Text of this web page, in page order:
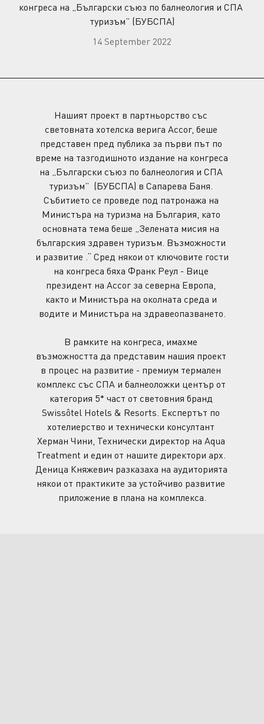
конгреса на „Български съюз по балнеология и СПА
туризъм” (БУБСПА)
14 September 2022
Нашият проект в партньорство със
световната хотелска верига Accor, беше
представен пред публика за първи път по
време на тазгодишното издание на конгреса
на „Български съюз по балнеология и СПА
туризъм”  (БУБСПА) в Сапарева Баня.
Събитието се проведе под патронажа на
Министъра на туризма на България, като
основната тема беше „Зелената мисия на
българския здравен туризъм. Възможности
и развитие .“ Сред някои от ключовите гости
на конгреса бяха Франк Реул - Вице
президент на Accor за северна Европа,
както и Министъра на околната среда и
водите и Министъра на здравеопазването.
В рамките на конгреса, имахме
възможността да представим нашия проект
в процес на развитие - премиум термален
комплекс със СПА и балнеоложки център от
категория 5* част от световния бранд
Swissôtel Hotels & Resorts. Експертът по
хотелиерство и технически консултант
Херман Чини, Технически директор на Aqua
Treatment и един от нашите директори арх.
Деница Княжевич разказаха на аудиторията
някои от практиките за устойчиво развитие
приложение в плана на комплекса.